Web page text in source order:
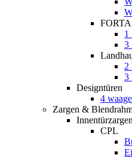
FORTA
1
3
2
3
Designtüren
4
Zargen &
Innentürzargen
CPL